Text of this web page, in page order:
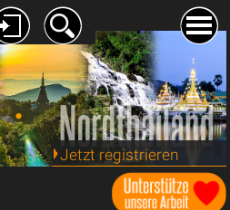
Jetzt registrieren